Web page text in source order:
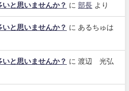
と思いませんか？ に 部長 より
と思いませんか？ に あるちゅは
と思いませんか？ に 渡辺 光弘